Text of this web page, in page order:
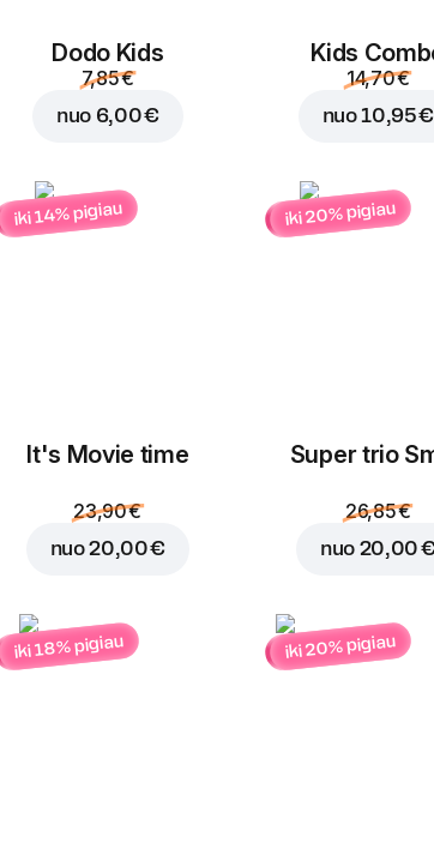
Dodo Kids
7,85 €
nuo 6,00 €
Kids
14,70 €
nuo10,95 €
iki 14% pigiau
It's Movie time
23,90 €
nuo20,00 €
iki 20% pigiau
Super trio
26,85 €
nuo 20,00 €
iki 18% pigiau iki 20% pigiau